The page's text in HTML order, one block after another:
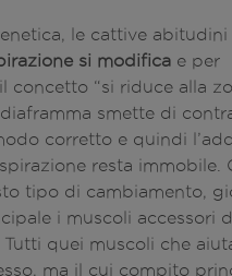
le cattive abitudini
si modifica e per
concetto “si riduce alla
smette di
corretto e quindi
resta immobile.
tipo di cambiamento,
i muscoli accessori
Tutti quei muscoli che
ma il cui compito